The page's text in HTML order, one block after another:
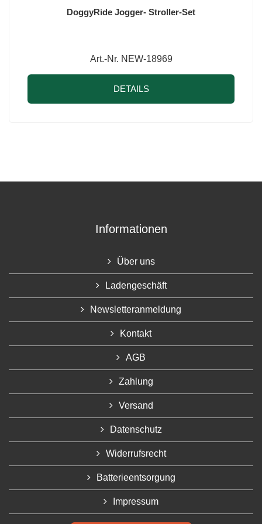
DoggyRide Jogger- Stroller-Set
Art.-Nr. NEW-18969
DETAILS
Informationen
Über uns
Ladengeschäft
Newsletteranmeldung
Kontakt
AGB
Zahlung
Versand
Datenschutz
Widerrufsrecht
Batterieentsorgung
Impressum